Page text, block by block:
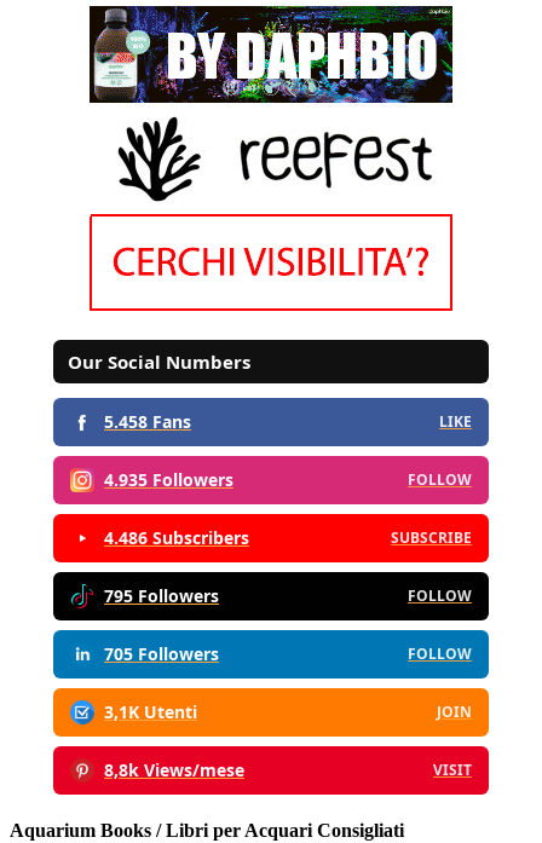
Our Social Numbers
5.458 Fans LIKE
4.935 Followers FOLLOW
4.486 Subscribers SUBSCRIBE
795 Followers FOLLOW
705 Followers FOLLOW
3,1K Utenti JOIN
8,8k Views/mese VISIT
Aquarium Books / Libri per Acquari Consigliati